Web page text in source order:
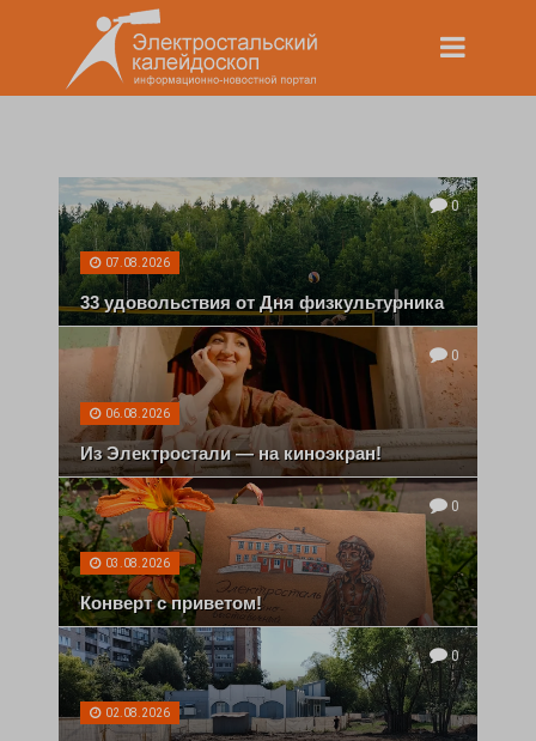
0
07.08.2026
33 удовольствия от Дня физкультурника
0
06.08.2026
Из Электростали — на киноэкран!
0
03.08.2026
Конверт с приветом!
0
02.08.2026